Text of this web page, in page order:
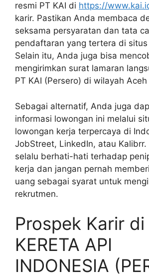
resmi PT KAI di https://
karir. Pastikan Anda membaca
seksama persyaratan dan tata
pendaftaran yang tertera di
Selain itu, Anda juga bisa
mengirimkan surat lamaran
PT KAI (Persero) di wilayah
Sebagai alternatif, Anda juga
informasi lowongan ini melalui
lowongan kerja terpercaya di
JobStreet, LinkedIn, atau
selalu berhati-hati terhadap
kerja dan jangan pernah
uang sebagai syarat untuk
rekrutmen.
Prospek Karir di
KERETA API
INDONESIA